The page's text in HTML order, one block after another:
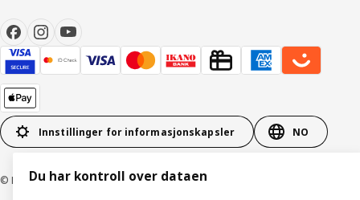
Innstillinger for informasjonskapsler NO
© Inter IKEA Systems B.V. 1999–2026
Du har kontroll over dataen